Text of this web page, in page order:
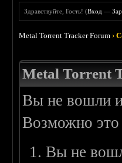
Здравствуйте, Гость! (Вход —
Metal Torrent Tracker Forum ›
Metal Torrent
Вы не вошли
Возможно
Вы не